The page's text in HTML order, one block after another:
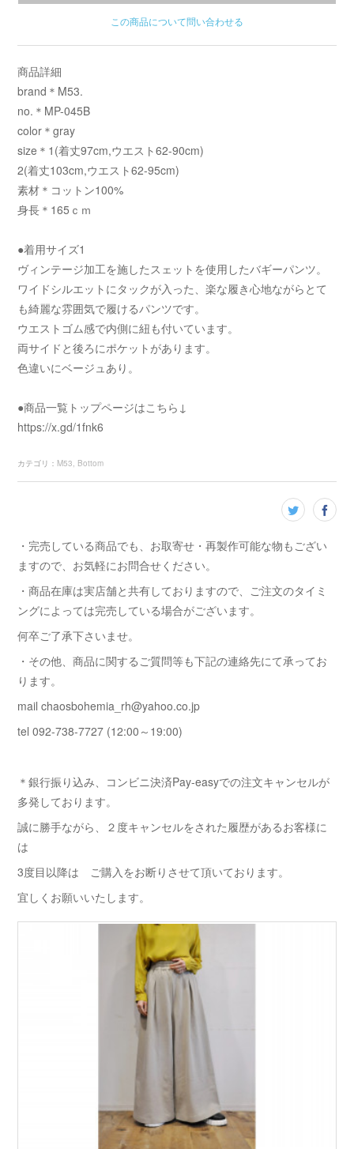
この商品について問い合わせる
商品詳細
brand＊M53.
no.＊MP-045B
color＊gray
size＊1(着丈97cm,ウエスト62-90cm)
2(着丈103cm,ウエスト62-95cm)
素材＊コットン100%
身長＊165ｃｍ
●着用サイズ1
ヴィンテージ加工を施したスェットを使用したバギーパンツ。
ワイドシルエットにタックが入った、楽な履き心地ながらとて
も綺麗な雰囲気で履けるパンツです。
ウエストゴム感で内側に紐も付いています。
両サイドと後ろにポケットがあります。
色違いにベージュあり。
●商品一覧トップページはこちら↓
https://x.gd/1fnk6
カテゴリ ： M53 Bottom
・完売している商品でも、お取寄せ・再製作可能な物もござい
ますので、お気軽にお問合せください。
・商品在庫は実店舗と共有しておりますので、ご注文のタイミ
ングによっては完売している場合がございます。
何卒ご了承下さいませ。
・その他、商品に関するご質問等も下記の連絡先にて承ってお
ります。
mail chaosbohemia_rh@yahoo.co.jp
tel 092-738-7727 (12:00～19:00)
＊銀行振り込み、コンビニ決済Pay-easyでの注文キャンセルが
多発しております。
誠に勝手ながら、２度キャンセルをされた履歴があるお客様に
は
3度目以降は ご購入をお断りさせて頂いております。
宜しくお願いいたします。